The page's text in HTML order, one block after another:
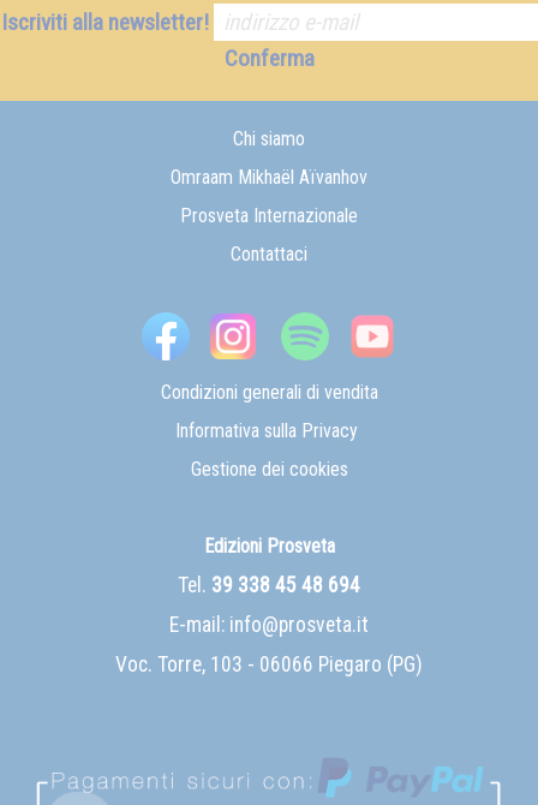
Iscriviti alla newsletter!
Conferma
Chi siamo
Omraam Mikhaël Aïvanhov
Prosveta Internazionale
Contattaci
Condizioni generali di vendita
Informativa sulla Privacy
Gestione dei cookies
Edizioni Prosveta
Tel. 39 338 45 48 694
E-mail: info@prosveta.it
Voc. Torre, 103 - 06066 Piegaro (PG)